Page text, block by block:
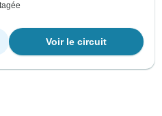
Voir le circuit